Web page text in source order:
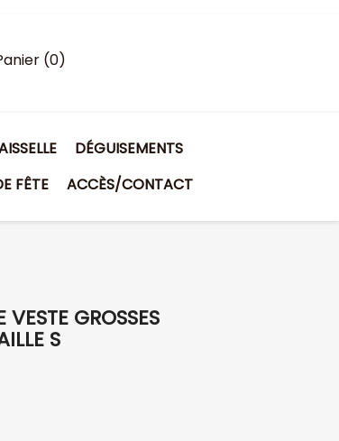
(0)
DÉGUISEMENTS
FÊTE ACCÈS/CONTACT
GROSSES
S